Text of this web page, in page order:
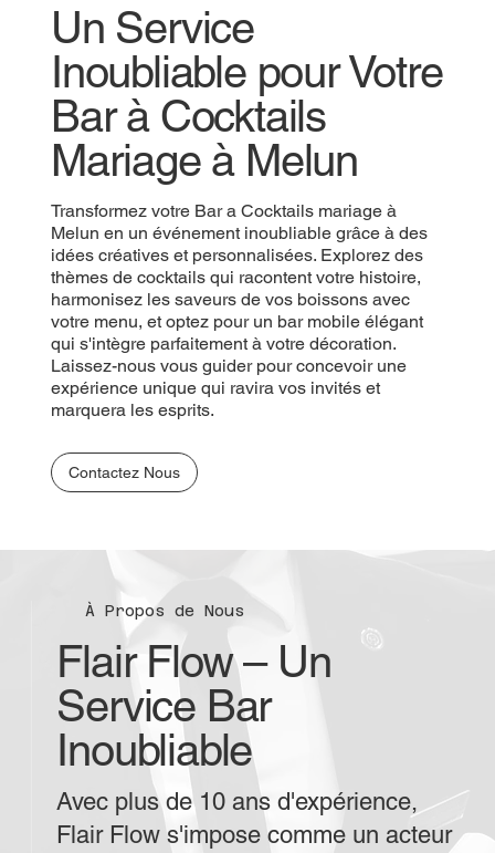
À Propos de Nous
Flair Flow – Un
Service Bar
Inoubliable
Avec plus de 10 ans d'expérience,
Flair Flow s'impose comme un acteur
Un Service
Inoubliable pour Votre
Bar à Cocktails
Mariage à Melun
Transformez votre Bar a Cocktails mariage à
Melun en un événement inoubliable grâce à des
idées créatives et personnalisées. Explorez des
thèmes de cocktails qui racontent votre histoire,
harmonisez les saveurs de vos boissons avec
votre menu, et optez pour un bar mobile élégant
qui s'intègre parfaitement à votre décoration.
Laissez-nous vous guider pour concevoir une
expérience unique qui ravira vos invités et
marquera les esprits.
Contactez Nous